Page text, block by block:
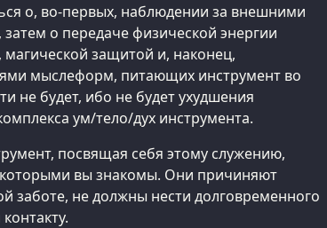
о, во-первых, наблюдении за внешними
о передаче физической энергии
защитой и, наконец,
мыслеформ, питающих инструмент во
не будет, ибо не будет ухудшения
ум/тело/дух инструмента.
посвящая себя этому служению,
которыми вы знакомы. Они причиняют
заботе, не должны нести долговременного